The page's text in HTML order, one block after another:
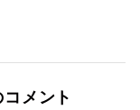
メント